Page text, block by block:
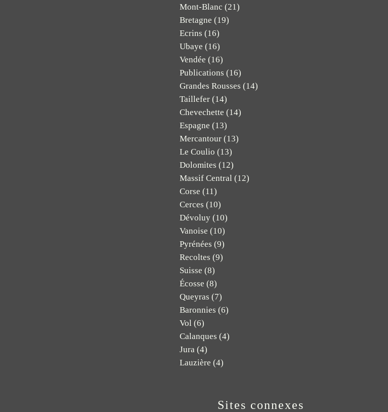
Mont-Blanc (21)
Bretagne (19)
Ecrins (16)
Ubaye (16)
Vendée (16)
Publications (16)
Grandes Rousses (14)
Taillefer (14)
Chevechette (14)
Espagne (13)
Mercantour (13)
Le Coulio (13)
Dolomites (12)
Massif Central (12)
Corse (11)
Cerces (10)
Dévoluy (10)
Vanoise (10)
Pyrénées (9)
Recoltes (9)
Suisse (8)
Écosse (8)
Queyras (7)
Baronnies (6)
Vol (6)
Calanques (4)
Jura (4)
Lauzière (4)
Sites connexes